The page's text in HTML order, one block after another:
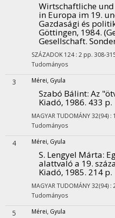
Wirtschaftliche
in Europa im 19.
Gazdasági és
Göttingen, 1984.
Gesellschaft.
SZÁZADOK 124: 2 pp. 308-
Tudományos
3 Mérei, Gyula
Szabó Bálint: Az
Kiadó, 1986. 433 p.
MAGYAR TUDOMÁNY32(94) : 1
Tudományos
4 Mérei, Gyula
S. Lengyel Márta:
alattvaló a 19.
Kiadó, 1985. 214 p.
MAGYAR TUDOMÁNY32(94) :
Tudományos
5 Mérei, Gyula